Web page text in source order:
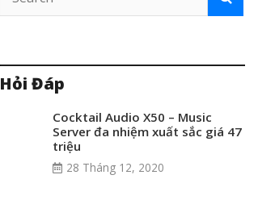
Hỏi Đáp
Cocktail Audio X50 – Music
Server đa nhiệm xuất sắc giá 47
triệu
28 Tháng 12, 2020